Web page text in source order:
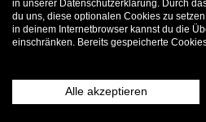
Interview: T. Gentsch
Photos: Tyler Smolinski
in unserer Datenschutzerklärung. Durch
du uns, diese optionalen Cookies zu
in deinem Internetbrowser kannst du die
einschränken. Bereits gespeicherte
Alle akzeptieren